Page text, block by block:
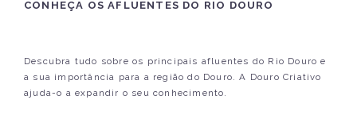
CONHEÇA OS AFLUENTES DO RIO DOURO
Descubra tudo sobre os principais afluentes do Rio Douro e
a sua importância para a região do Douro. A Douro Criativo
ajuda-o a expandir o seu conhecimento.